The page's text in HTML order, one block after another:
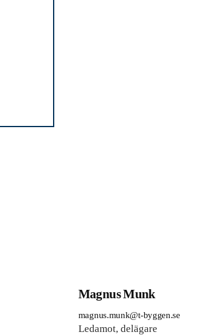
Magnus Munk
magnus.munk@t-byggen.se
Ledamot, delägare